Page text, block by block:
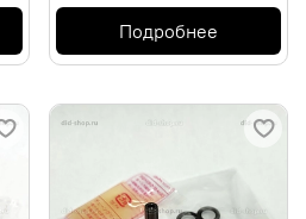
Подробнее